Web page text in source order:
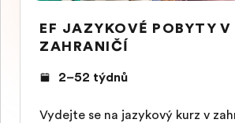
EF JAZYKOVÉ POBYTY V
ZAHRANIČÍ
2–52 týdnů
Vydejte se na jazykový kurz v